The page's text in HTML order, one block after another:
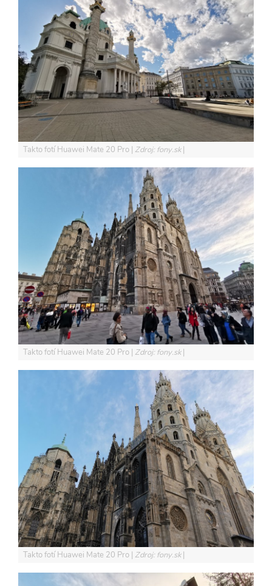
Takto fotí Huawei Mate 20 Pro Zdroj: fony.sk
Takto fotí Huawei Mate 20 Pro Zdroj: fony.sk
Takto fotí Huawei Mate 20 Pro Zdroj: fony.sk